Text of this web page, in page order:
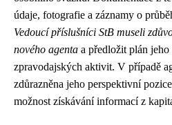
údaje, fotografie a záznamy o
Vedoucí příslušníci StB museli
nového agenta a předložit plán
zpravodajských aktivit. V případě
zdůrazněna jeho perspektivní
možnost získávání informací z